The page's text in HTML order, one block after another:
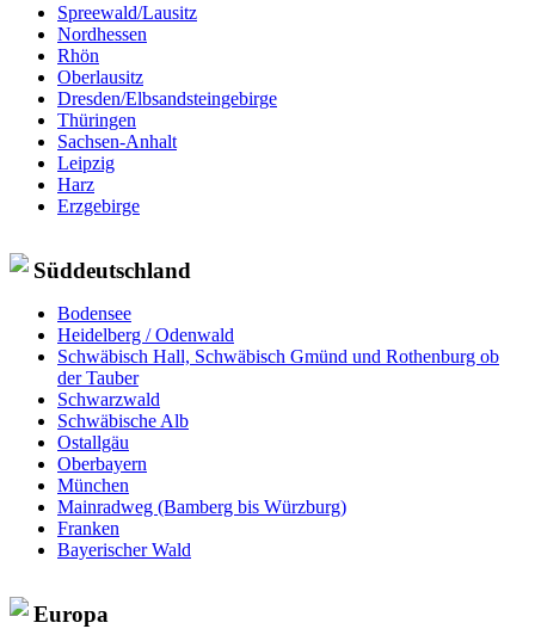
Spreewald/Lausitz
Nordhessen
Rhön
Oberlausitz
Dresden/Elbsandsteingebirge
Thüringen
Sachsen-Anhalt
Leipzig
Harz
Erzgebirge
Süddeutschland
Bodensee
Heidelberg / Odenwald
Schwäbisch Hall, Schwäbisch Gmünd und Rothenburg ob
der Tauber
Schwarzwald
Schwäbische Alb
Ostallgäu
Oberbayern
München
Mainradweg (Bamberg bis Würzburg)
Franken
Bayerischer Wald
Europa